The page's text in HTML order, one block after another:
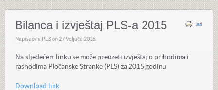
Bilanca i izvještaj PLS-a 2015
Napisao/la PLS on 27 Veljača 2016
Na sljedećem linku se može preuzeti izvještaj o prihodima i
rashodima Pločanske Stranke (PLS) za 2015 godinu
Download link